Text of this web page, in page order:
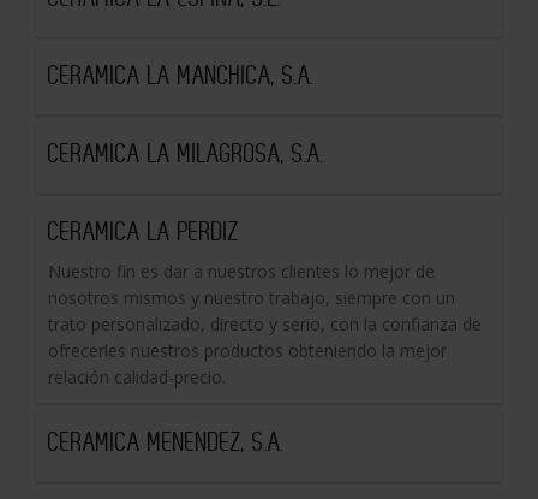
CERAMICA LA MANCHICA, S.A.
CERAMICA LA MILAGROSA, S.A.
CERAMICA LA PERDIZ
Nuestro fin es dar a nuestros clientes lo mejor de
nosotros mismos y nuestro trabajo, siempre con un
trato personalizado, directo y serio, con la confianza de
ofrecerles nuestros productos obteniendo la mejor
relación calidad-precio.
CERAMICA MENENDEZ, S.A.